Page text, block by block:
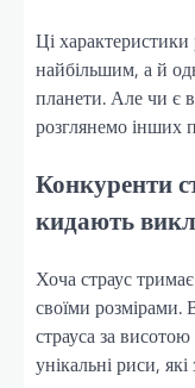
Ці
найбільшим, а й
планети. Але чи є
розглянемо інших
Конкуренти
кидають
Хоча страус
своїми
страуса за
унікальні риси,